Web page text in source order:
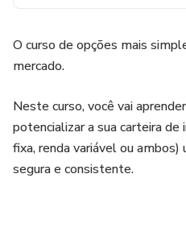
O curso de opções mais
mercado.
Neste curso, você vai
potencializar a sua carteira
fixa, renda variável ou
segura e consistente.